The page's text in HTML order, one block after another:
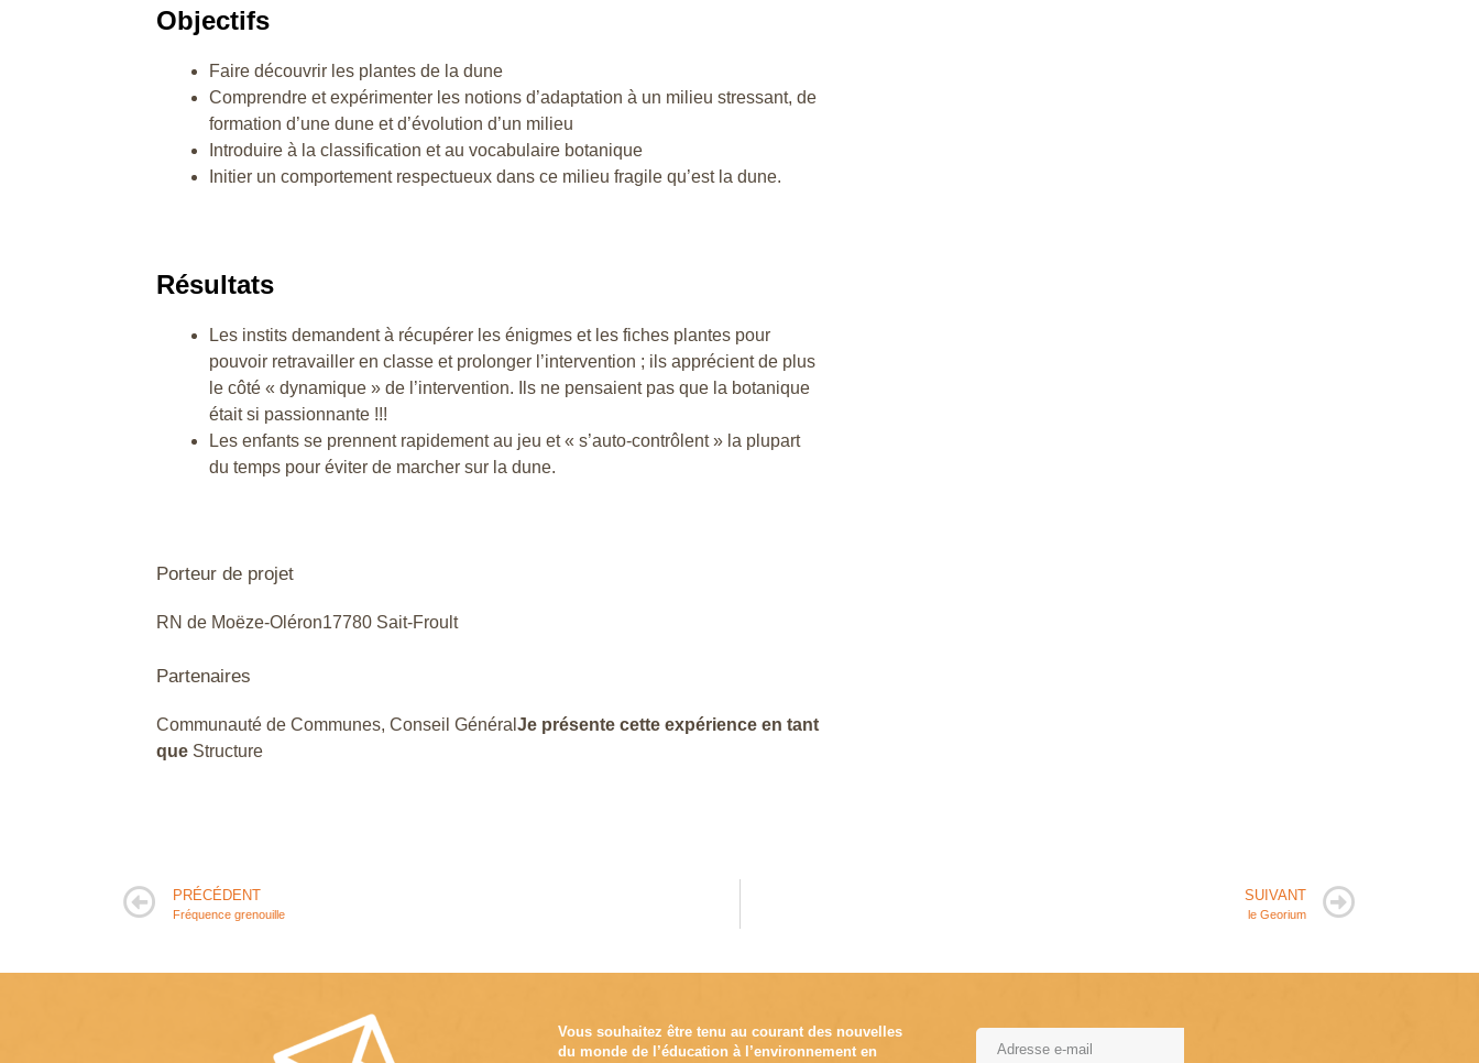
Objectifs
Faire découvrir les plantes de la dune
Comprendre et expérimenter les notions d’adaptation à un milieu stressant, de
formation d’une dune et d’évolution d’un milieu
Introduire à la classification et au vocabulaire botanique
Initier un comportement respectueux dans ce milieu fragile qu’est la dune.
Résultats
Les instits demandent à récupérer les énigmes et les fiches plantes pour
pouvoir retravailler en classe et prolonger l’intervention ; ils apprécient de plus
le côté « dynamique » de l’intervention. Ils ne pensaient pas que la botanique
était si passionnante !!!
Les enfants se prennent rapidement au jeu et « s’auto-contrôlent » la plupart
du temps pour éviter de marcher sur la dune.
Porteur de projet
RN de Moëze-Oléron17780 Sait-Froult
Partenaires
Communauté de Communes, Conseil Général Je présente cette expérience en tant
que Structure
PRÉCÉDENT
Fréquence grenouille
SUIVANT
le Georium
Vous souhaitez être tenu au courant des nouvelles
du monde de l’éducation à l’environnement en